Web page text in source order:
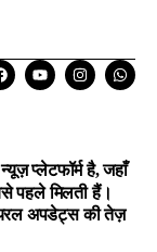
प्लेटफॉर्म है, जहाँ
पहले मिलती हैं।
अपडेट्स की तेज़